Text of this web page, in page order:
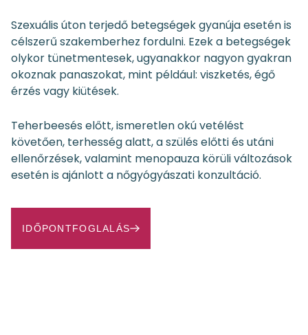
Szexuális úton terjedő betegségek gyanúja esetén is
célszerű szakemberhez fordulni. Ezek a betegségek
olykor tünetmentesek, ugyanakkor nagyon gyakran
okoznak panaszokat, mint például: viszketés, égő
érzés vagy kiütések.
Teherbeesés előtt, ismeretlen okú vetélést
követően, terhesség alatt, a szülés előtti és utáni
ellenőrzések, valamint menopauza körüli változások
esetén is ajánlott a nőgyógyászati konzultáció.
IDŐPONTFOGLALÁS